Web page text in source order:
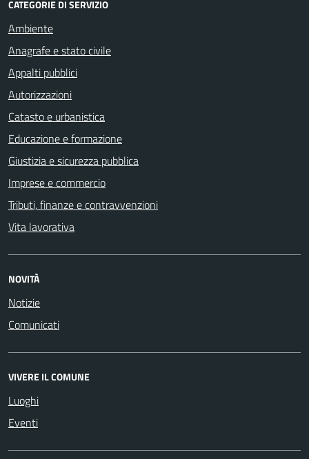
CATEGORIE DI SERVIZIO
Ambiente
Anagrafe e stato civile
Appalti pubblici
Autorizzazioni
Catasto e urbanistica
Educazione e formazione
Giustizia e sicurezza pubblica
Imprese e commercio
Tributi, finanze e contravvenzioni
Vita lavorativa
NOVITÀ
Notizie
Comunicati
VIVERE IL COMUNE
Luoghi
Eventi